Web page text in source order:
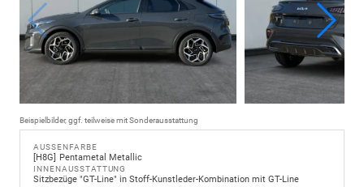
Beispielbilder, ggf. teilweise mit Sonderausstattung
AUSSENFARBE
H8G Pentametal Metallic
INNENAUSSTATTUNG
Sitzbezüge "GT-Line" in Stoff-Kunstleder-Kombination mit GT-Line